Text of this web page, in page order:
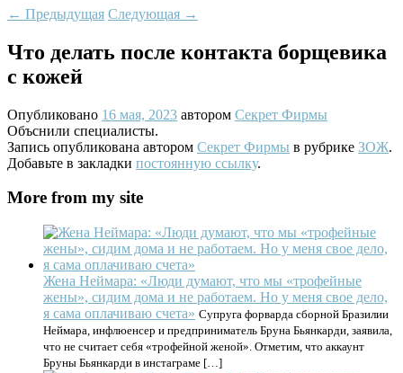
← Предыдущая Следующая →
Что делать после контакта борщевика
с кожей
Опубликовано 16 мая, 2023 автором Секрет Фирмы
Объснили специалисты.
Запись опубликована автором Секрет Фирмы в рубрике ЗОЖ.
Добавьте в закладки постоянную ссылку.
More from my site
Жена Неймара: «Люди думают, что мы «трофейные
жены», сидим дома и не работаем. Но у меня свое дело,
я сама оплачиваю счета» Супруга форварда сборной Бразилии
Неймара, инфлюенсер и предприниматель Бруна Бьянкарди, заявила,
что не считает себя «трофейной женой». Отметим, что аккаунт
Бруны Бьянкарди в инстаграме […]